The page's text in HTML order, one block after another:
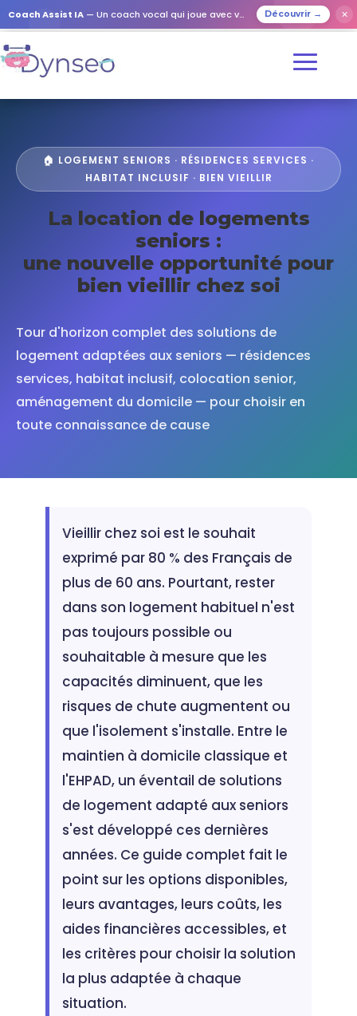
Coach Assist IA — Un coach vocal qui joue avec vos proches Découvrir → ✕
🏠 LOGEMENT SENIORS · RÉSIDENCES SERVICES ·
HABITAT INCLUSIF · BIEN VIEILLIR
La location de logements
seniors :
une nouvelle opportunité pour
bien vieillir chez soi
Tour d'horizon complet des solutions de
logement adaptées aux seniors — résidences
services, habitat inclusif, colocation senior,
aménagement du domicile — pour choisir en
toute connaissance de cause
Vieillir chez soi est le souhait
exprimé par 80 % des Français de
plus de 60 ans. Pourtant, rester
dans son logement habituel n'est
pas toujours possible ou
souhaitable à mesure que les
capacités diminuent, que les
risques de chute augmentent ou
que l'isolement s'installe. Entre le
maintien à domicile classique et
l'EHPAD, un éventail de solutions
de logement adapté aux seniors
s'est développé ces dernières
années. Ce guide complet fait le
point sur les options disponibles,
leurs avantages, leurs coûts, les
aides financières accessibles, et
les critères pour choisir la solution
la plus adaptée à chaque
situation.